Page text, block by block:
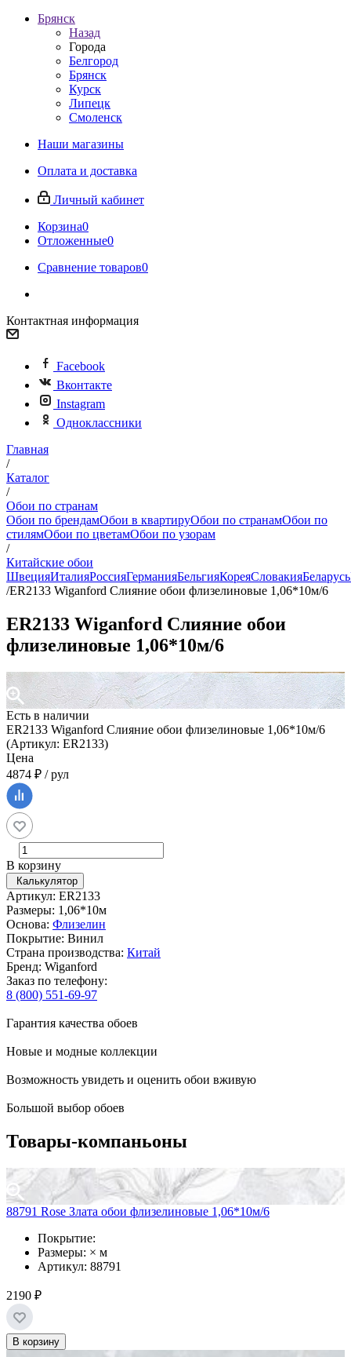
Брянск
Назад
Города
Белгород
Брянск
Курск
Липецк
Смоленск
Наши магазины
Оплата и доставка
Личный кабинет
Корзина0
Отложенные0
Сравнение товаров0
Контактная информация
Facebook
Вконтакте
Instagram
Одноклассники
Главная
/
Каталог
/
Обои по странам
Обои по брендамОбои в квартируОбои по странамОбои по
стилямОбои по цветамОбои по узорам
/
Китайские обои
ШвецияИталияРоссияГерманияБельгияКореяСловакияБеларусь
/ER2133 Wiganford Слияние обои флизелиновые 1,06*10м/6
ER2133 Wiganford Слияние обои
флизелиновые 1,06*10м/6
Есть в наличии
ER2133 Wiganford Слияние обои флизелиновые 1,06*10м/6
(Артикул: ER2133)
Цена
4874 ₽ / рул
В корзину
Калькулятор
Артикул: ER2133
Размеры: 1,06*10м
Основа: Флизелин
Покрытие: Винил
Страна производства: Китай
Бренд: Wiganford
Заказ по телефону:
8 (800) 551-69-97
Гарантия качества обоев
Новые и модные коллекции
Возможность увидеть и оценить обои вживую
Большой выбор обоев
Товары-компаньоны
88791 Rose Злата обои флизелиновые 1,06*10м/6
Покрытие:
Размеры: × м
Артикул: 88791
2190 ₽
В корзину